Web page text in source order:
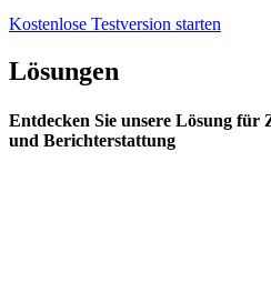
Kostenlose Testversion starten
Lösungen
Entdecken Sie unsere Lösung für
und Berichterstattung